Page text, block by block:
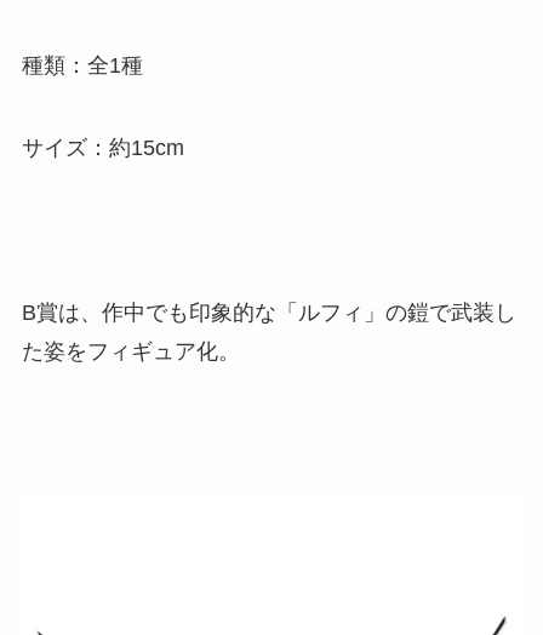
種類：全1種
サイズ：約15cm
B賞は、作中でも印象的な「ルフィ」の鎧で武装し
た姿をフィギュア化。